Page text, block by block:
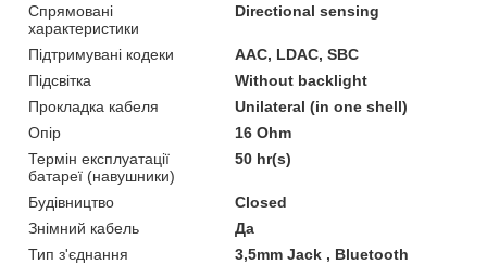
Спрямовані
характеристики
Directional sensing
Підтримувані кодеки
AAC, LDAC, SBC
Підсвітка
Without backlight
Прокладка кабеля
Unilateral (in one shell)
Опір
16 Ohm
Термін експлуатації
батареї (навушники)
50 hr(s)
Будівництво
Closed
Знімний кабель
Да
Тип з'єднання
3,5mm Jack , Bluetooth